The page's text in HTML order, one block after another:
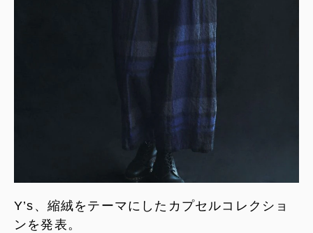
Y’s、縮絨をテーマにしたカプセルコレクショ
ンを発表。